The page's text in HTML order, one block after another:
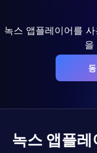
녹스 앱플레이어를
을
녹스 앱플레